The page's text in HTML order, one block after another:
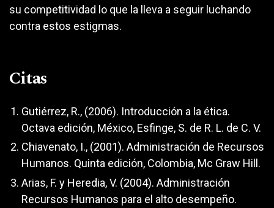
su competitividad lo que la lleva a seguir luchando
contra estos estigmas.
Citas
Gutiérrez, R., (2006). Introducción a la ética.
Octava edición, México, Esfinge, S. de R. L. de C. V.
Chiavenato, I., (2001). Administración de Recursos
Humanos. Quinta edición, Colombia, Mc Graw Hill.
Arias, F. y Heredia, V. (2004). Administración
Recursos Humanos para el alto desempeño.